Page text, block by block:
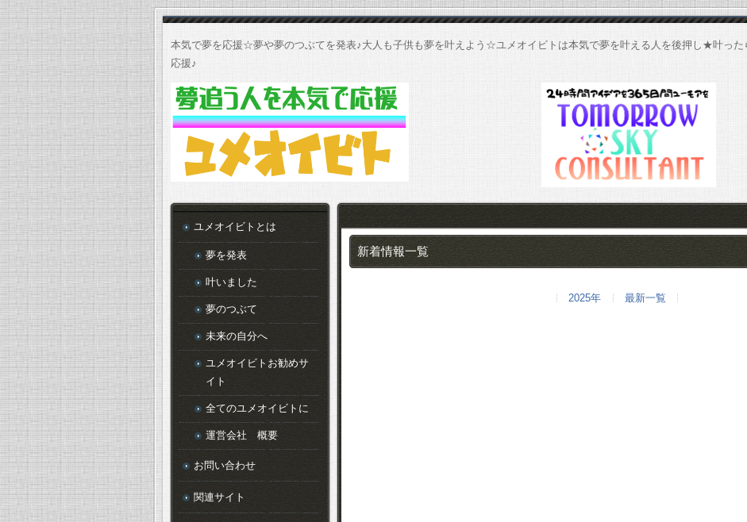
本気で夢を応援☆夢や夢のつぶてを発表♪大人も子供も夢を叶えよう☆ユメオイビトは本気で夢を叶える人を後押し★叶った
応援♪
新着情報一覧
2025年 最新一覧
ユメオイビトとは
夢を発表
叶いました
夢のつぶて
未来の自分へ
ユメオイビトお勧めサ
イト
全てのユメオイビトに
運営会社 概要
お問い合わせ
関連サイト